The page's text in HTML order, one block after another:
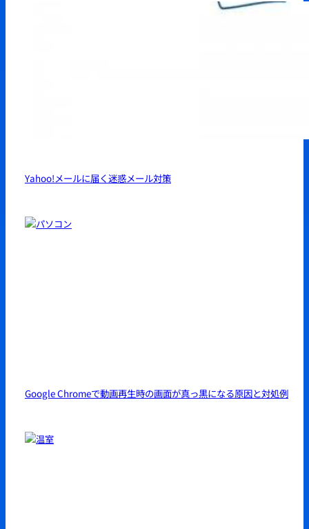
Yahoo!メールに届く迷惑メール対策
Google Chromeで動画再生時の画面が真っ黒になる原因と対処例